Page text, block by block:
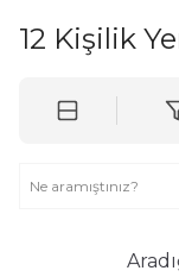
12 Kişilik